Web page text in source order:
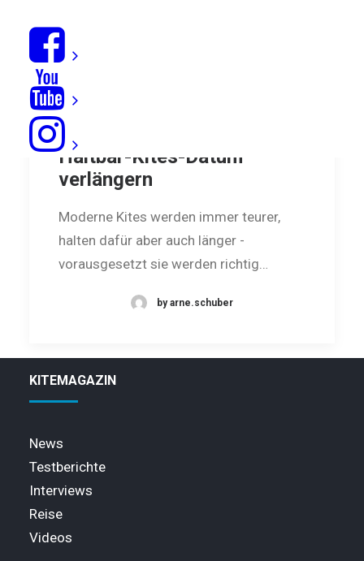
Materialpflege: Das
Haltbar-Kites-Datum
verlängern
Moderne Kites werden immer teurer,
halten dafür aber auch länger -
vorausgesetzt sie werden richtig…
by arne.schuber
KITEMAGAZIN
News
Testberichte
Interviews
Reise
Videos